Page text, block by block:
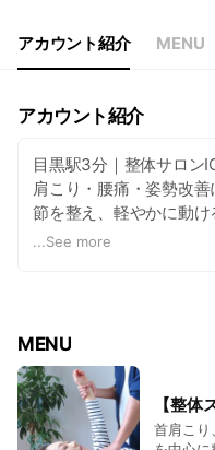
10:00 - 20:00
定休日：毎週水曜日、祝日、
アカウント紹介 MENU
アカウント紹介
目黒駅3分｜整体サロン
肩こり・腰痛・姿勢改
節を整え、軽やかに動
丁寧にサポートします。
...See more
MENU
【整
首肩こり